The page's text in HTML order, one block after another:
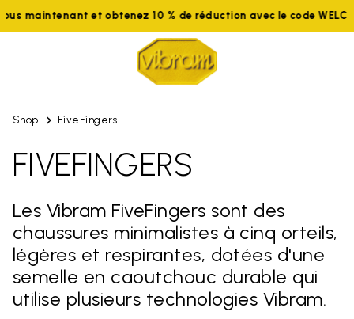
Rejoignez-nous maintenant et obtenez 10 % de réduction avec le
Shop FiveFingers
FIVEFINGERS
Les Vibram FiveFingers sont des
chaussures minimalistes à cinq orteils,
légères et respirantes, dotées d'une
semelle en caoutchouc durable qui
utilise plusieurs technologies Vibram.